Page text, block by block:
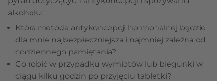
alkoholu:
Która metoda antykoncepcji hormonalnej będzie
dla mnie najbezpieczniejsza i najmniej zależna od
codziennego pamiętania?
Co robić w przypadku wymiotów lub biegunki w
ciągu kilku godzin po przyjęciu tabletki?